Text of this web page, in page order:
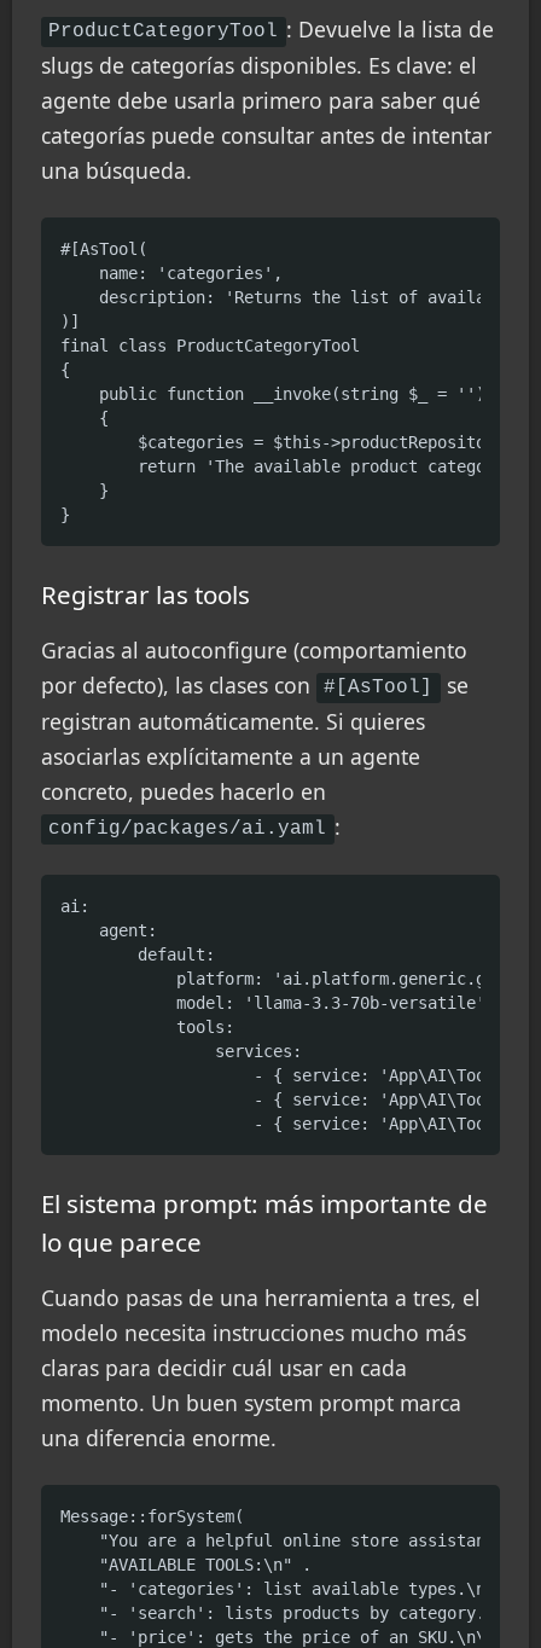
ProductCategoryTool : Devuelve la lista de
slugs de categorías disponibles. Es clave: el
agente debe usarla primero para saber qué
categorías puede consultar antes de intentar
una búsqueda.
#[AsTool(
    name: 'categories',
description: 'Returns the list of available
)]
final class ProductCategoryTool
{
public function __invoke(string $_ = ''):
    {
$categories = $this->productRepository-
return 'The available product categories
    }
}
Registrar las tools
Gracias al autoconfigure (comportamiento
por defecto), las clases con
#[AsTool]
se
registran automáticamente. Si quieres
asociarlas explícitamente a un agente
concreto, puedes hacerlo en
config/packages/ai.yaml :
ai:
    agent:
        default:
            platform: 'ai.platform.generic.groq'
            model: 'llama-3.3-70b-versatile'
            tools:
                services:
- { service:
- { service:
- { service:
El sistema prompt: más importante de
lo que parece
Cuando pasas de una herramienta a tres, el
modelo necesita instrucciones mucho más
claras para decidir cuál usar en cada
momento. Un buen system prompt marca
una diferencia enorme.
Message::forSystem(
"You are a helpful online store assistant.
    "AVAILABLE TOOLS:\n" .
    "- 'categories': list available types.\n" .
"- 'search': lists products by category.
    "- 'price': gets the price of an SKU.\n\n" .